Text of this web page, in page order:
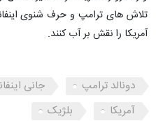
تلاش های ترامپ و حرف شنوی
آمریکا را نقش بر آب کنند.
دونالد ترامپ جانی
آمریکا
بلژیک